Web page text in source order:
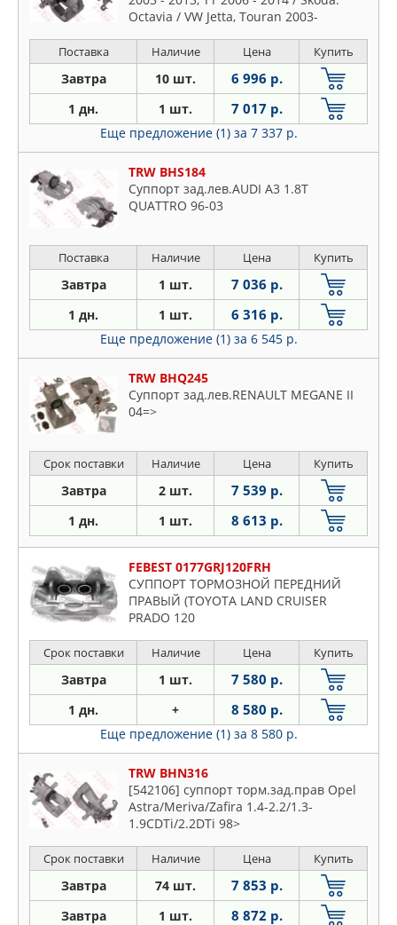
Octavia / VW Jetta, Touran 2003-
Поставка Наличие Цена Купить
Завтра 10 шт. 6 996 р.
1 дн. 1 шт. 7 017 р.
Еще предложение (1) за 7 337 р.
TRW BHS184
Суппорт зад.лев.AUDI A3 1.8T
QUATTRO 96-03
Поставка Наличие Цена Купить
Завтра 1 шт. 7 036 р.
1 дн. 1 шт. 6 316 р.
Еще предложение (1) за 6 545 р.
TRW BHQ245
Суппорт зад.лев.RENAULT MEGANE II
04=>
Срок поставки Наличие Цена Купить
Завтра 2 шт. 7 539 р.
1 дн. 1 шт. 8 613 р.
FEBEST 0177GRJ120FRH
СУППОРТ ТОРМОЗНОЙ ПЕРЕДНИЙ
ПРАВЫЙ (TOYOTA LAND CRUISER
PRADO 120
Срок поставки Наличие Цена Купить
Завтра 1 шт. 7 580 р.
1 дн. + 8 580 р.
Еще предложение (1) за 8 580 р.
TRW BHN316
[542106] суппорт торм.зад.прав Opel
Astra/Meriva/Zafira 1.4-2.2/1.3-
1.9CDTi/2.2DTi 98>
Срок поставки Наличие Цена Купить
Завтра 74 шт. 7 853 р.
Завтра 1 шт. 8 872 р.